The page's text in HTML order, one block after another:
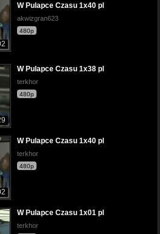
W Pulapce Czasu 1x40 pl
akwizgran623
480p
W Pulapce Czasu 1x38 pl
terkhor
480p
W Pulapce Czasu 1x40 pl
terkhor
480p
W Pulapce Czasu 1x01 pl
terkhor